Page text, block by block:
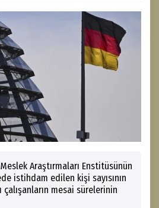
Araştırmaları Enstitüsünün
istihdam edilen kişi sayısının
çalışanların mesai sürelerinin